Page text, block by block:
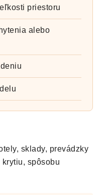
priestoru
alebo
sklady, prevádzky
spôsobu